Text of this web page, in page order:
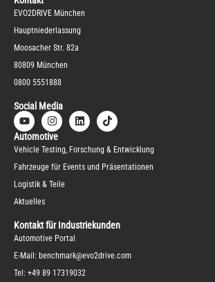
EVO2DRIVE München
Hauptniederlassung
Moosacher Str. 82a
80809 München
0800 5551888
Social Media
Automotive
Vehicle Testing, Forschung & Entwicklung
Fahrzeuge für Events und Präsentationen
Logistik & Teile
Aktuelles
Kontakt für Industriekunden
Automotive Portal
E-Mail: benchmark@evo2drive.com
Tel: +49 89 17319032